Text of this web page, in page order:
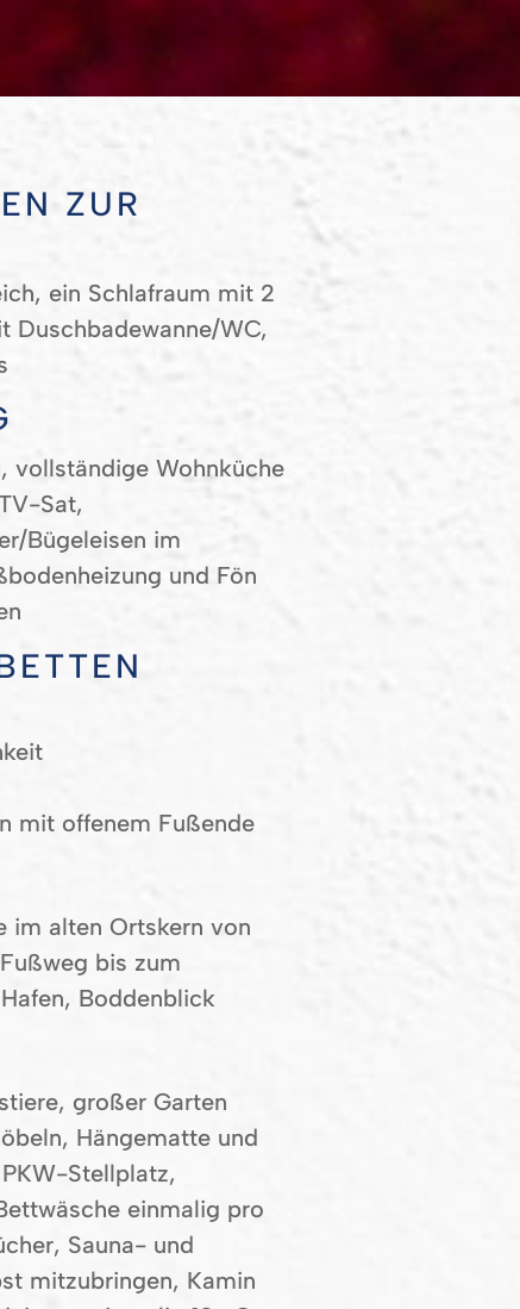
ZUR
ein Schlafraum mit 2
Duschbadewanne/WC,
vollständige Wohnküche
Sat,
Bügeleisen im
und Fön
mit offenem Fußende
im alten Ortskern von
bis zum
Boddenblick
großer Garten
Hängematte und
Stellplatz,
einmalig pro
Sauna- und
mitzubringen, Kamin